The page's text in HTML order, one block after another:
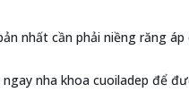
nhất cần phải niềng răng
nha khoa cuoiladep để